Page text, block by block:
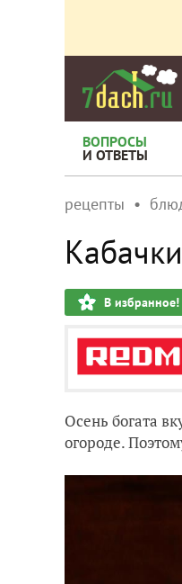
ВОПРОСЫ
И ОТВЕТЫ
рецепты
В избранное!
Осень богата
огороде.